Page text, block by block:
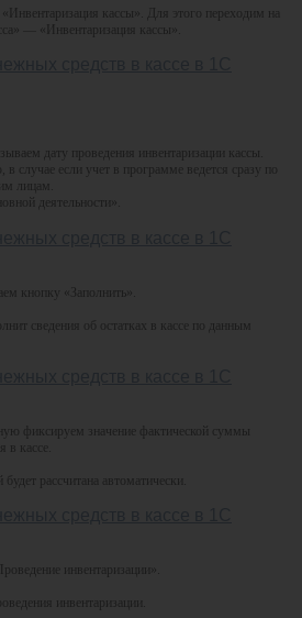
кассы». Для этого переходим на
— «Инвентаризация кассы».
дату проведения инвентаризации кассы.
случае если учет в программе ведется сразу по
лицам.
деятельности».
кнопку «Заполнить».
сведения об остатках в кассе по данным
фиксируем значение фактической суммы
кассе.
рассчитана автоматически.
инвентаризации».
инвентаризации.